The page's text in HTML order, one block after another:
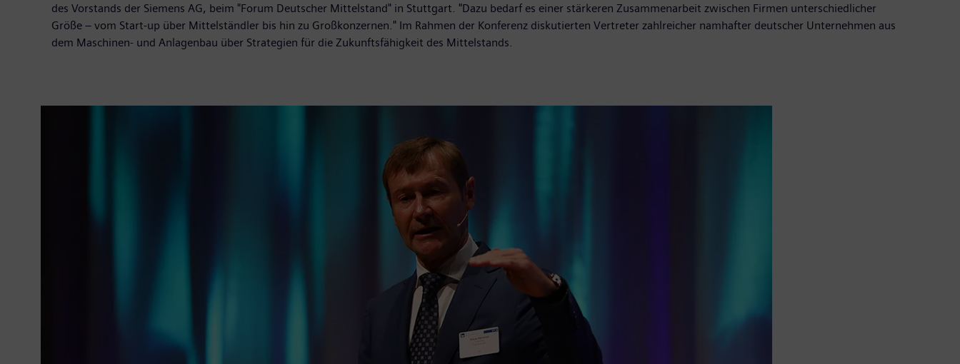
des Vorstands der Siemens AG, beim "Forum Deutscher Mittelstand" in Stuttgart. "Dazu bedarf es einer stärkeren Zusammenarbeit zwischen Firmen unterschiedlicher
Größe – vom Start-up über Mittelständler bis hin zu Großkonzernen." Im Rahmen der Konferenz diskutierten Vertreter zahlreicher namhafter deutscher Unternehmen aus
dem Maschinen- und Anlagenbau über Strategien für die Zukunftsfähigkeit des Mittelstands.